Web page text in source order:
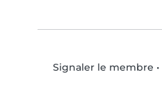
Signaler le membre •